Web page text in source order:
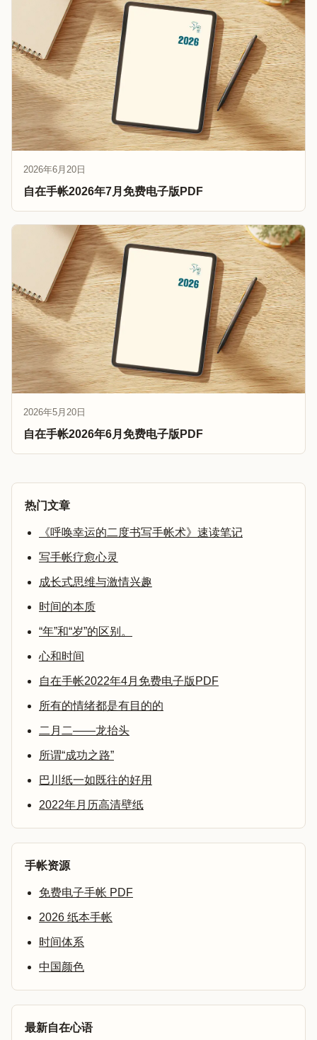
2026年6月20日
自在手帐2026年7月免费电子版PDF
2026年5月20日
自在手帐2026年6月免费电子版PDF
热门文章
《呼唤幸运的二度书写手帐术》速读笔记
写手帐疗愈心灵
成长式思维与激情兴趣
时间的本质
“年”和“岁”的区别。
心和时间
自在手帐2022年4月免费电子版PDF
所有的情绪都是有目的的
二月二——龙抬头
所谓“成功之路”
巴川纸一如既往的好用
2022年月历高清壁纸
手帐资源
免费电子手帐 PDF
2026 纸本手帐
时间体系
中国颜色
最新自在心语